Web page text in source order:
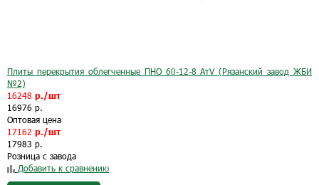
Плиты перекрытия облегченные ПНО 60-12-8 АтV (Рязанский завод ЖБИ
№2)
16248 р./шт
16976 р.
Оптовая цена
17162 р./шт
17983 р.
Розница с завода
Добавить к сравнению